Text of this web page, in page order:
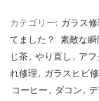
カテゴリー: ガラス修
てました？
素敵な瞬
じ茶, やり直し , アフ
れ修理 , ガラスヒビ
コーヒー , ダコン ,